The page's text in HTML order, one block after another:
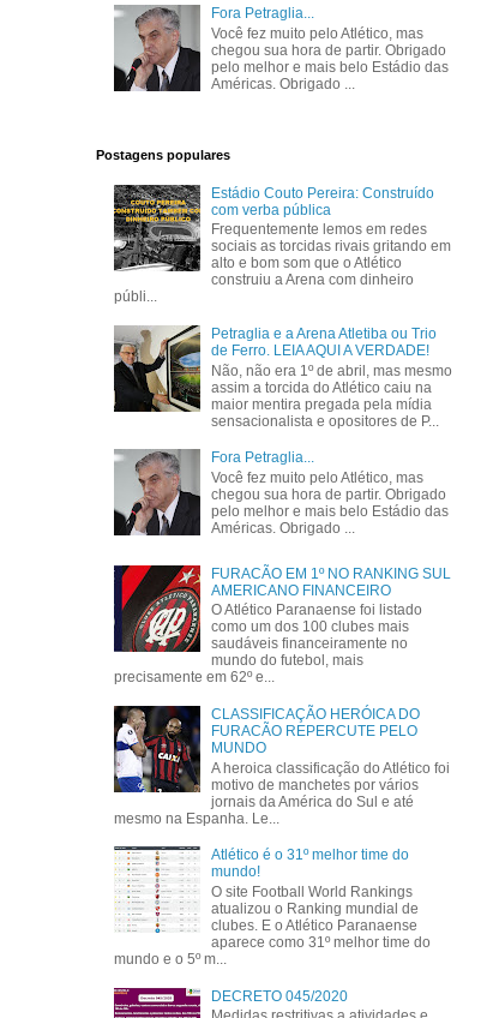
Fora Petraglia...
Você fez muito pelo Atlético, mas
chegou sua hora de partir. Obrigado
pelo melhor e mais belo Estádio das
Américas. Obrigado ...
Postagens populares
Estádio Couto Pereira: Construído
com verba pública
Frequentemente lemos em redes
sociais as torcidas rivais gritando em
alto e bom som que o Atlético
construiu a Arena com dinheiro
públi...
Petraglia e a Arena Atletiba ou Trio
de Ferro. LEIA AQUI A VERDADE!
Não, não era 1º de abril, mas mesmo
assim a torcida do Atlético caiu na
maior mentira pregada pela mídia
sensacionalista e opositores de P...
Fora Petraglia...
Você fez muito pelo Atlético, mas
chegou sua hora de partir. Obrigado
pelo melhor e mais belo Estádio das
Américas. Obrigado ...
FURACÃO EM 1º NO RANKING SUL
AMERICANO FINANCEIRO
O Atlético Paranaense foi listado
como um dos 100 clubes mais
saudáveis financeiramente no
mundo do futebol, mais
precisamente em 62º e...
CLASSIFICAÇÃO HERÓICA DO
FURACÃO REPERCUTE PELO
MUNDO
A heroica classificação do Atlético foi
motivo de manchetes por vários
jornais da América do Sul e até
mesmo na Espanha. Le...
Atlético é o 31º melhor time do
mundo!
O site Football World Rankings
atualizou o Ranking mundial de
clubes. E o Atlético Paranaense
aparece como 31º melhor time do
mundo e o 5º m...
DECRETO 045/2020